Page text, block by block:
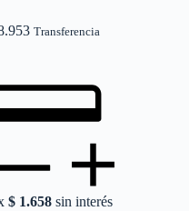
Transferencia
$ 1.658 sin interés